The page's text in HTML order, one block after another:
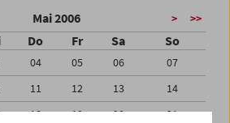
Mai 2006 > >>
Do Fr Sa So
04 05 06
07
11 12 13
14
18 19 20
21